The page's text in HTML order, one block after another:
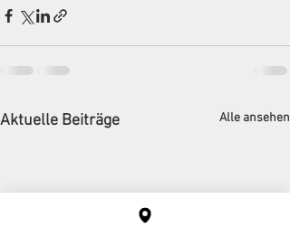
Aktuelle Beiträge Alle ansehen